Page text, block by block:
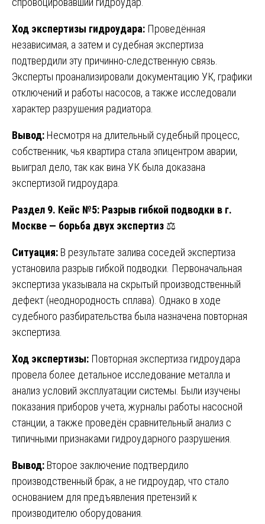
Ход экспертизы гидроудара: Проведённая
независимая, а затем и судебная экспертиза
подтвердили эту причинно-следственную связь.
Эксперты проанализировали документацию УК, графики
отключений и работы насосов, а также исследовали
характер разрушения радиатора.
Вывод: Несмотря на длительный судебный процесс,
собственник, чья квартира стала эпицентром аварии,
выиграл дело, так как вина УК была доказана
экспертизой гидроудара.
Раздел 9. Кейс №5: Разрыв гибкой подводки в г.
Москве — борьба двух экспертиз ⚖️
Ситуация: В результате залива соседей экспертиза
установила разрыв гибкой подводки. Первоначальная
экспертиза указывала на скрытый производственный
дефект (неоднородность сплава). Однако в ходе
судебного разбирательства была назначена повторная
экспертиза.
Ход экспертизы: Повторная экспертиза гидроудара
провела более детальное исследование металла и
анализ условий эксплуатации системы. Были изучены
показания приборов учета, журналы работы насосной
станции, а также проведён сравнительный анализ с
типичными признаками гидроударного разрушения.
Вывод: Второе заключение подтвердило
производственный брак, а не гидроудар, что стало
основанием для предъявления претензий к
производителю оборудования.